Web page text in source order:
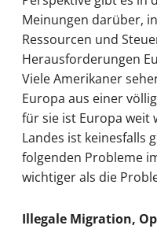
Meinungen darüber,
Ressourcen und
Herausforderungen
Viele Amerikaner
Europa aus einer
für sie ist Europa weit
Landes ist keinesfalls
folgenden Probleme
wichtiger als die
Illegale Migration,